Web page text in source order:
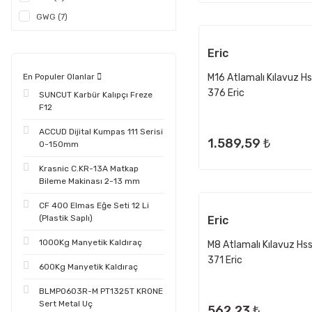
GWG (7)
En Populer Olanlar
SUNCUT Karbür Kalıpçı Freze
F12
ACCUD Dijital Kumpas 111 Serisi
0-150mm
Krasnic C.KR-13A Matkap
Bileme Makinası 2-13 mm
CF 400 Elmas Eğe Seti 12 Li
(Plastik Saplı)
1000Kg Manyetik Kaldıraç
600Kg Manyetik Kaldıraç
BLMP0603R-M PT1325T KRONE
Sert Metal Uç
Eric
M16 Atlamalı Kılavuz
376 Eric
1.589,59 ₺
Eric
M8 Atlamalı Kılavuz
371 Eric